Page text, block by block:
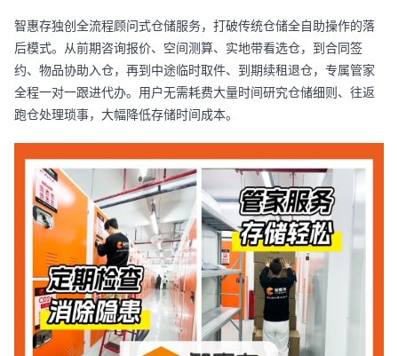
智惠存独创全流程顾问式仓储服务，打破传统仓储全自助操作的落
后模式。从前期咨询报价、空间测算、实地带看选仓，到合同签
约、物品协助入仓，再到中途临时取件、到期续租退仓，专属管家
全程一对一跟进代办。用户无需耗费大量时间研究仓储细则、往返
跑仓处理琐事，大幅降低存储时间成本。